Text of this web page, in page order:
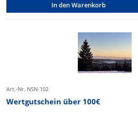
In den Warenkorb
Art.-Nr. NSN-102
Wertgutschein über 100€